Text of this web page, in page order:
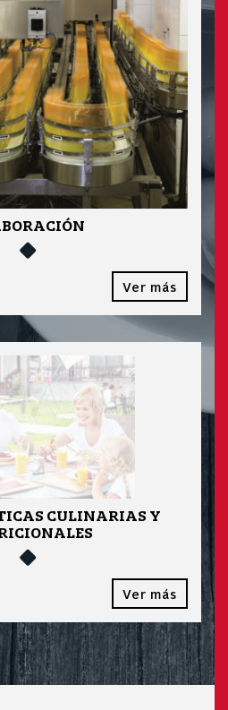
Ver más
CULINARIAS Y
Ver más